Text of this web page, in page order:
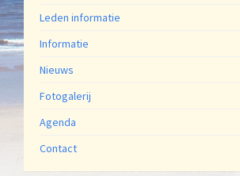
Leden informatie
Informatie
Nieuws
Fotogalerij
Agenda
Contact